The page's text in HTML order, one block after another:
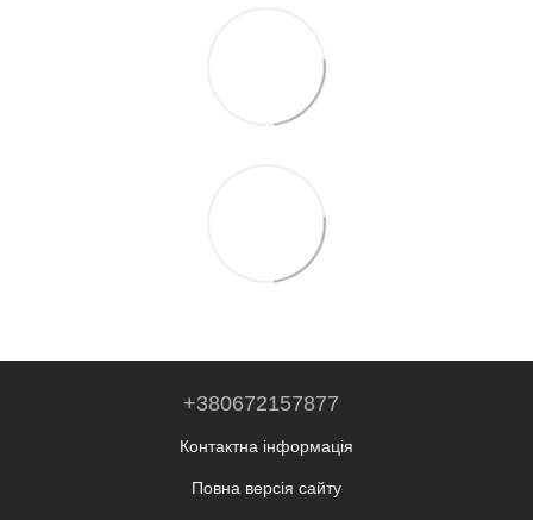
+380672157877
Контактна інформація
Повна версія сайту